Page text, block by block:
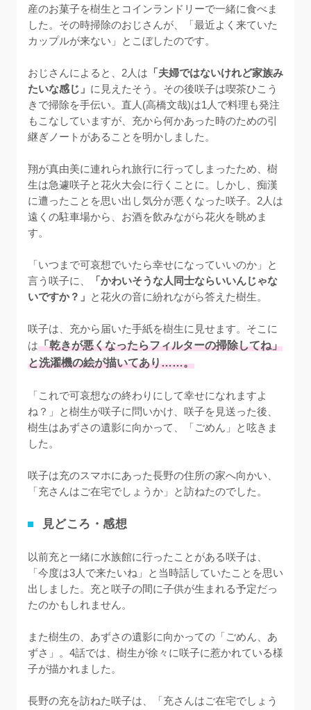
産のお菓子を樹生とコインランドリーで一緒に食べま
した。その時掃除のおじさんが、「最近よく来ていた
カップルが来ない」とこぼしたのです。
おじさんによると、2人は 「夫婦ではないけれど家族み
たいな感じ」 に見えたそう。その後咲子は喫茶ひこう
きで掃除を手伝い。直人(高橋文哉)は1人で料理も発注
もこなしていますが、充から何かあった時のための引
継ぎノートがあることを明かしました。
翔が真由美に連れられ旅行に行ってしまったため、樹
生は急遽咲子と花火大会に行くことに。しかし、痴漢
に遭ったことを思い出し気分が悪くなった咲子。2人は
遠くの駐車場から、お酒を飲みながら花火を眺めま
す。
「いつまで可哀想でいたら幸せになっていいのか」と
言う咲子に、
「かわいそうな人同士ならいいんじゃな
いですか？」 と花火の音に紛れながら答えた樹生。
咲子は、充から届いた手紙を樹生に見せます。そこに
は「乾きが悪くなったらフィルターの掃除してね」
と洗濯機の絵が描いてあり……。
「これで可哀想なの終わりにして幸せになれますよ
ね？」と樹生が咲子に問いかけ、咲子を見送った後、
樹生はあずさの遺影に向かって、「ごめん」と呟きま
した。
咲子は充のスマホにあった長野の住所の家へ向かい、
「充さんはご在宅でしょうか」と訪ねたのでした。
見どころ・感想
以前充と一緒に水族館に行ったことがある咲子は、
「今度は3人で来たいね」と当時話していたことを思い
出しました。充と咲子の間に子供が生まれる予定だっ
たのかもしれません。
また樹生の、あずさの遺影に向かっての「ごめん、あ
ずさ」。4話では、樹生が徐々に咲子に惹かれている様
子が描かれました。
長野の充を訪ねた咲子は、「充さんはご在宅でしょう